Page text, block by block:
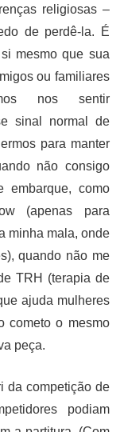
religiosas –
de perdê-la. É
mesmo que sua
ou familiares
nos sentir
sinal normal de
para manter
não consigo
embarque, como
(apenas para
minha mala, onde
quando não me
TRH (terapia de
ajuda mulheres
cometo o mesmo
peça.
da competição de
podiam